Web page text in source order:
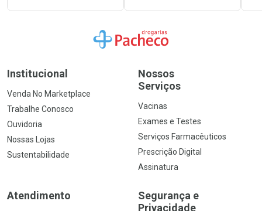
Ir para a Home
Institucional
Venda No Marketplace
Trabalhe Conosco
Ouvidoria
Nossas Lojas
Sustentabilidade
Nossos
Serviços
Vacinas
Exames e Testes
Serviços Farmacêuticos
Prescrição Digital
Assinatura
Atendimento
Segurança e
Privacidade